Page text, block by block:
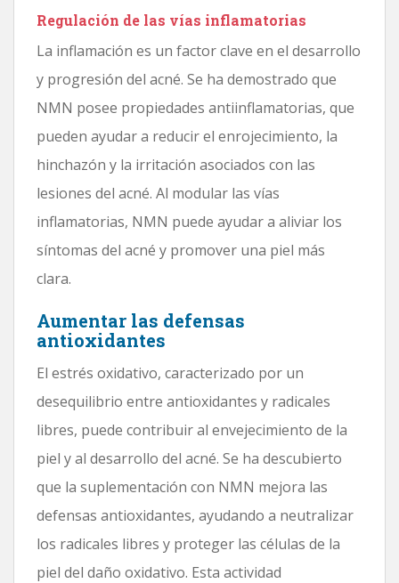
Regulación de las vías inflamatorias
La inflamación es un factor clave en el desarrollo
y progresión del acné. Se ha demostrado que
NMN posee propiedades antiinflamatorias, que
pueden ayudar a reducir el enrojecimiento, la
hinchazón y la irritación asociados con las
lesiones del acné. Al modular las vías
inflamatorias, NMN puede ayudar a aliviar los
síntomas del acné y promover una piel más
clara.
Aumentar las defensas
antioxidantes
El estrés oxidativo, caracterizado por un
desequilibrio entre antioxidantes y radicales
libres, puede contribuir al envejecimiento de la
piel y al desarrollo del acné. Se ha descubierto
que la suplementación con NMN mejora las
defensas antioxidantes, ayudando a neutralizar
los radicales libres y proteger las células de la
piel del daño oxidativo. Esta actividad